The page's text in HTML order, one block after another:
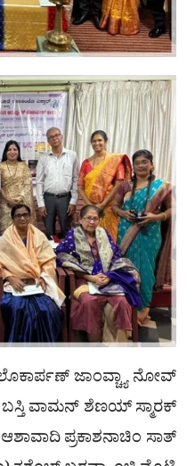
ಜಾಂವ್ಚ್ಯಾ ನೋವ್
ಬಸ್ತಿ ವಾಮನ್ ಶೆಣಯ್ ಸ್ಮಾರಕ್
ಪ್ರಕಾಶನಾಚಿಂ ಸಾತ್